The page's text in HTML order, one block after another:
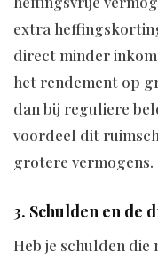
extra
direct minder
het rendement op
dan bij reguliere
voordeel dit
grotere vermogens.
3. Schulden en de
Heb je schulden die